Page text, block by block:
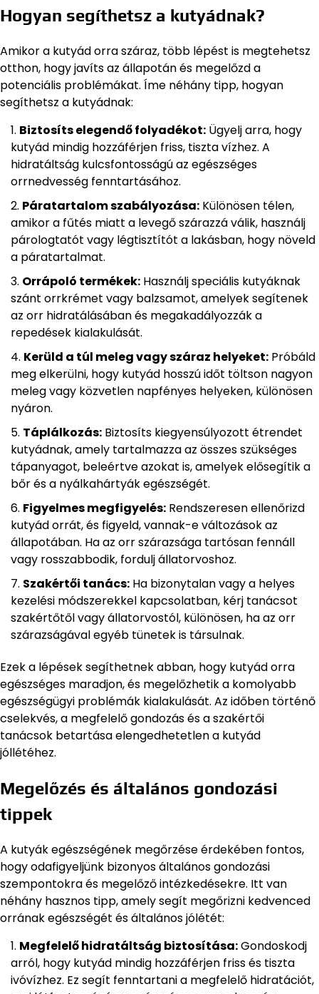
Hogyan segíthetsz a kutyádnak?
Amikor a kutyád orra száraz, több lépést is megtehetsz
otthon, hogy javíts az állapotán és megelőzd a
potenciális problémákat. Íme néhány tipp, hogyan
segíthetsz a kutyádnak:
Biztosíts elegendő folyadékot: Ügyelj arra, hogy
kutyád mindig hozzáférjen friss, tiszta vízhez. A
hidratáltság kulcsfontosságú az egészséges
orrnedvesség fenntartásához.
Páratartalom szabályozása: Különösen télen,
amikor a fűtés miatt a levegő szárazzá válik, használj
párologtatót vagy légtisztítót a lakásban, hogy növeld
a páratartalmat.
Orrápoló termékek: Használj speciális kutyáknak
szánt orrkrémet vagy balzsamot, amelyek segítenek
az orr hidratálásában és megakadályozzák a
repedések kialakulását.
Kerüld a túl meleg vagy száraz helyeket: Próbáld
meg elkerülni, hogy kutyád hosszú időt töltson nagyon
meleg vagy közvetlen napfényes helyeken, különösen
nyáron.
Táplálkozás: Biztosíts kiegyensúlyozott étrendet
kutyádnak, amely tartalmazza az összes szükséges
tápanyagot, beleértve azokat is, amelyek elősegítik a
bőr és a nyálkahártyák egészségét.
Figyelmes megfigyelés: Rendszeresen ellenőrizd
kutyád orrát, és figyeld, vannak-e változások az
állapotában. Ha az orr szárazsága tartósan fennáll
vagy rosszabbodik, fordulj állatorvoshoz.
Szakértői tanács: Ha bizonytalan vagy a helyes
kezelési módszerekkel kapcsolatban, kérj tanácsot
szakértőtől vagy állatorvostól, különösen, ha az orr
szárazságával egyéb tünetek is társulnak.
Ezek a lépések segíthetnek abban, hogy kutyád orra
egészséges maradjon, és megelőzhetik a komolyabb
egészségügyi problémák kialakulását. Az időben történő
cselekvés, a megfelelő gondozás és a szakértői
tanácsok betartása elengedhetetlen a kutyád
jóllétéhez.
Megelőzés és általános gondozási
tippek
A kutyák egészségének megőrzése érdekében fontos,
hogy odafigyeljünk bizonyos általános gondozási
szempontokra és megelőző intézkedésekre. Itt van
néhány hasznos tipp, amely segít megőrizni kedvenced
orrának egészségét és általános jólétét:
Megfelelő hidratáltság biztosítása:Gondoskodj
arról, hogy kutyád mindig hozzáférjen friss és tiszta
ivóvízhez. Ez segít fenntartani a megfelelő hidratációt,